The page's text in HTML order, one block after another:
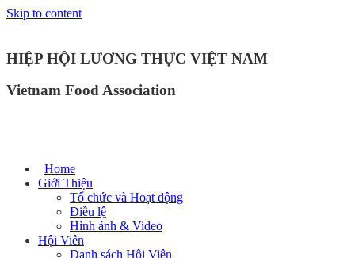
Skip to content
HIỆP HỘI LƯƠNG THỰC VIỆT NAM
Vietnam Food Association
Home
Giới Thiệu
Tổ chức và Hoạt động
Điều lệ
Hình ảnh & Video
Hội Viên
Danh sách Hội Viên